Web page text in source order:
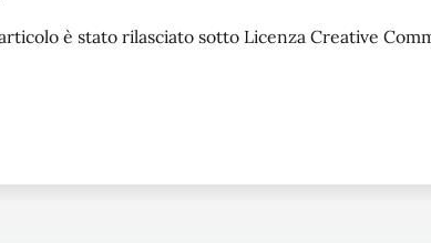
è stato rilasciato sotto Licenza Creative